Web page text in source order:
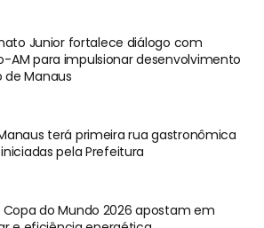
Junior fortalece diálogo com
AM para impulsionar desenvolvimento
Manaus
terá primeira rua gastronômica
pela Prefeitura
Copa do Mundo 2026 apostam em